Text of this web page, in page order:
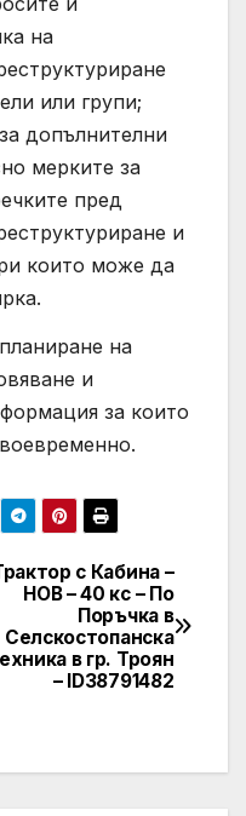
на
или групи;
допълнителни
мерките за
пред
и
които може да
на
и
за които
с Кабина –
НОВ – 40 кс – По
Поръчка в
Селскостопанска
в гр. Троян
– ID38791482